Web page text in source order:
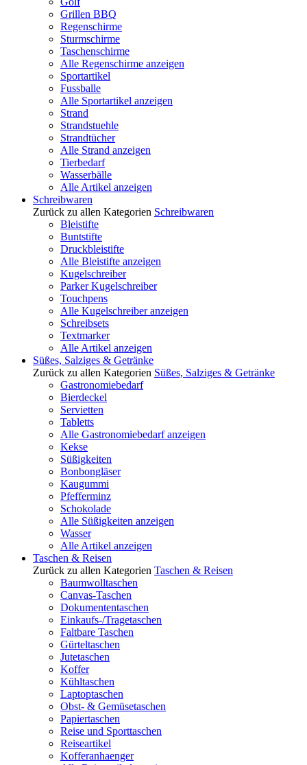
Grillen BBQ
Regenschirme
Sturmschirme
Taschenschirme
Alle Regenschirme anzeigen
Sportartikel
Fussballe
Alle Sportartikel anzeigen
Strand
Strandstuehle
Strandtücher
Alle Strand anzeigen
Tierbedarf
Wasserbälle
Alle Artikel anzeigen
Schreibwaren
Zurück zu allen Kategorien Schreibwaren
Bleistifte
Buntstifte
Druckbleistifte
Alle Bleistifte anzeigen
Kugelschreiber
Parker Kugelschreiber
Touchpens
Alle Kugelschreiber anzeigen
Schreibsets
Textmarker
Alle Artikel anzeigen
Süßes, Salziges & Getränke
Zurück zu allen Kategorien Süßes, Salziges & Getränke
Gastronomiebedarf
Bierdeckel
Servietten
Tabletts
Alle Gastronomiebedarf anzeigen
Kekse
Süßigkeiten
Bonbongläser
Kaugummi
Pfefferminz
Schokolade
Alle Süßigkeiten anzeigen
Wasser
Alle Artikel anzeigen
Taschen & Reisen
Zurück zu allen Kategorien Taschen & Reisen
Baumwolltaschen
Canvas-Taschen
Dokumententaschen
Einkaufs-/Tragetaschen
Faltbare Taschen
Gürteltaschen
Jutetaschen
Koffer
Kühltaschen
Laptoptaschen
Obst- & Gemüsetaschen
Papiertaschen
Reise und Sporttaschen
Reiseartikel
Kofferanhaenger